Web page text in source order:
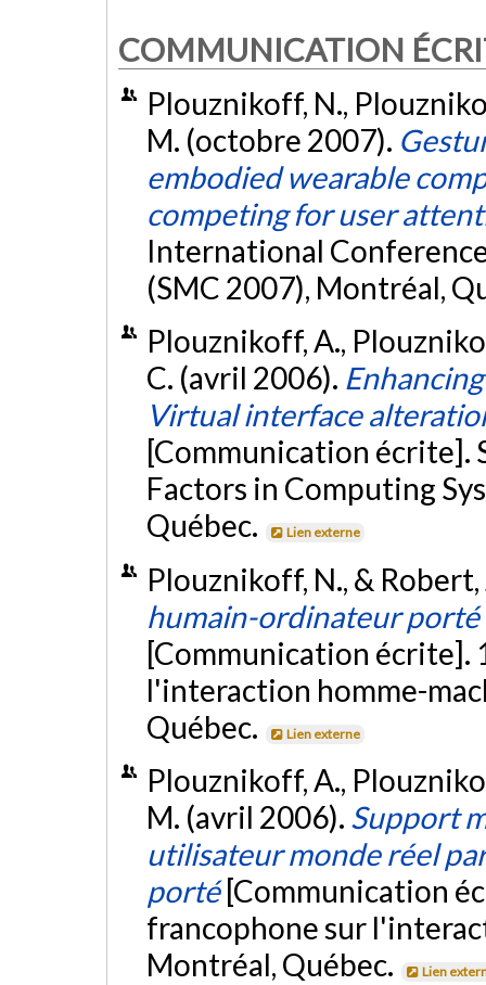
COMMUNICATION
Plouznikoff, N.,
M. (octobre 2007).
embodied wearable
competing for user
International
(SMC 2007), Montréal,
Plouznikoff, A.,
C. (avril 2006).
Virtual interface
[Communication écrite].
Factors in Computing
Québec.
Lien externe
Plouznikoff, N., &
humain-ordinateur porté
[Communication écrite].
l'interaction homme-
Québec.
Lien externe
Plouznikoff, A.,
M. (avril 2006). Support
utilisateur monde réel
porté [Communication
francophone sur
Montréal, Québec.
Lien